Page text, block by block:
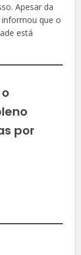
Apesar da
que o
está
por